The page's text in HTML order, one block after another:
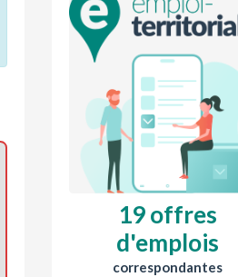
19 offres
d'emplois
correspondantes